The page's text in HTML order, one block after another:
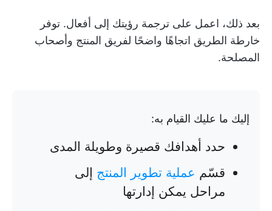
بعد ذلك، اعمل على ترجمة رؤيتك إلى أفعال. توفر
خارطة الطريق اتجاهًا واضحًا لفريق المنتج وأصحاب
المصلحة.
إليك ما عليك القيام به:
حدد أهدافك قصيرة وطويلة المدى
قسّم عملية تطوير المنتج إلى
مراحل يمكن إدارتها